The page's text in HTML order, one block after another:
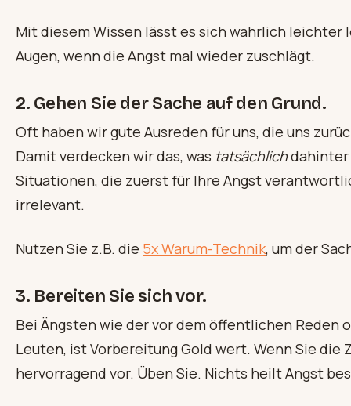
Mit diesem Wissen lässt es sich wahrlich leichter
Augen, wenn die Angst mal wieder zuschlägt.
2. Gehen Sie der Sache auf den Grund.
Oft haben wir gute Ausreden für uns, die uns
Damit verdecken wir das, was tatsächlichdahinter
Situationen, die zuerst für Ihre Angst
irrelevant.
Nutzen Sie z.B. die 5x Warum-Technik, um der
3. Bereiten Sie sich vor.
Bei Ängsten wie der vor dem öffentlichen Reden
Leuten, ist Vorbereitung Gold wert. Wenn Sie die
hervorragend vor. Üben Sie. Nichts heilt Angst